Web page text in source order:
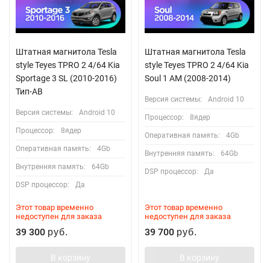
Штатная магнитола Tesla
style Teyes TPRO 2 4/64 Kia
Sportage 3 SL (2010-2016)
Тип-AВ
Версия системы: Android 10
Процессор: 8ядер
Оперативная память: 4Gb
Внутренняя память: 64Gb
DSP процессор: Да
Этот товар временно
недоступен для заказа
39 300 руб.
В корзину
Штатная магнитола Tesla
style Teyes TPRO 2 4/64 Kia
Soul 1 AM (2008-2014)
Версия системы: Android 10
Процессор: 8ядер
Оперативная память: 4Gb
Внутренняя память: 64Gb
DSP процессор: Да
Этот товар временно
недоступен для заказа
39 700 руб.
В корзину